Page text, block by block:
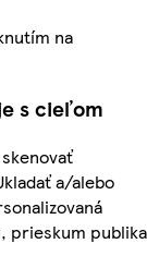
na
s cieľom
a/alebo
prieskum publika